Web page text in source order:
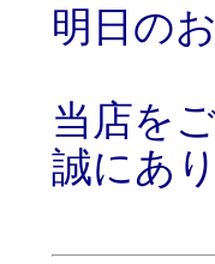
明日の
当店を
誠にあ